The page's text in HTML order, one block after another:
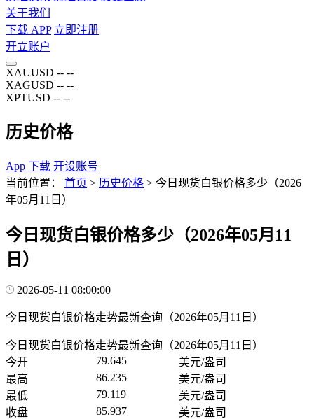
关于我们
下载 APP 立即注册
开立账户
XAUUSD -- --
XAGUSD -- --
XPTUSD -- --
历史价格
App 下载 开设账号
当前位置：
首页 > 历史价格 > 今日现货白银价格多少（2026
年05月11日）
今日现货白银价格多少（2026年05月11
日）
2026-05-11 08:00:00
今日现货白银价格走势最新查询（2026年05月11日）
今日现货白银价格走势最新查询（2026年05月11日）
今开
79.645
美元/盎司
最高
86.235
美元/盎司
最低
79.119
美元/盎司
收盘
85.937
美元/盎司